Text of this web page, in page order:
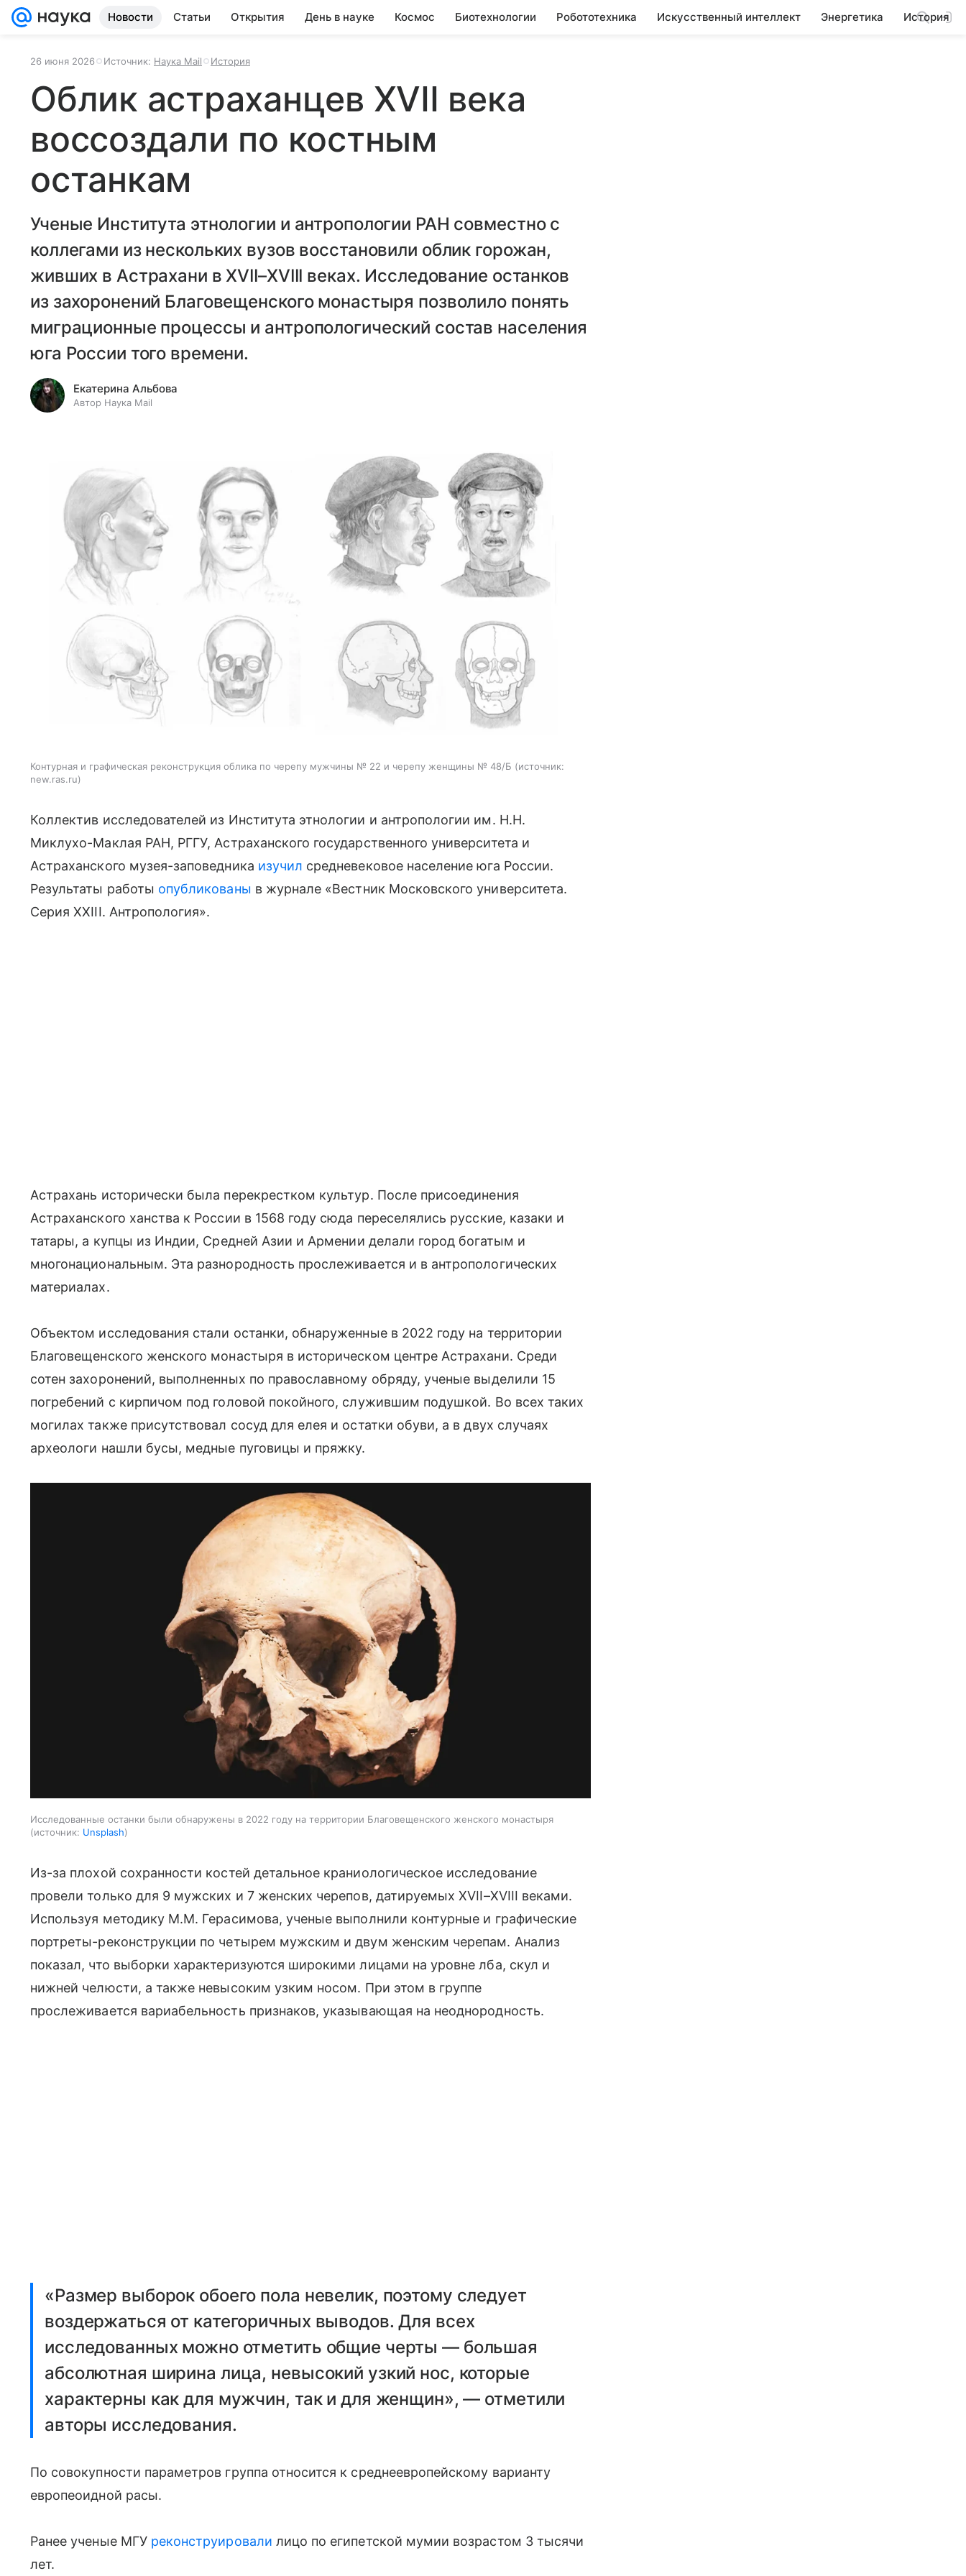
Новости Статьи Открытия День в науке Космос Биотехнологии Робототехника Искусственный интеллект Энергетика История
26 июня 2026 Источник: Наука Mail История
Облик астраханцев XVII века
воссоздали по костным
останкам
Ученые Института этнологии и антропологии РАН совместно с
коллегами из нескольких вузов восстановили облик горожан,
живших в Астрахани в XVII–XVIII веках. Исследование останков
из захоронений Благовещенского монастыря позволило понять
миграционные процессы и антропологический состав населения
юга России того времени.
Екатерина Альбова
Автор Наука Mail
Контурная и графическая реконструкция облика по черепу мужчины № 22 и черепу женщины № 48/Б
источник:
new.ras.ru
Коллектив исследователей из Института этнологии и антропологии им. Н.Н.
Миклухо-Маклая РАН, РГГУ, Астраханского государственного университета и
Астраханского музея-заповедника изучил средневековое население юга России.
Результаты работы опубликованы в журнале «Вестник Московского университета.
Серия XXIII. Антропология».
Астрахань исторически была перекрестком культур. После присоединения
Астраханского ханства к России в 1568 году сюда переселялись русские, казаки и
татары, а купцы из Индии, Средней Азии и Армении делали город богатым и
многонациональным. Эта разнородность прослеживается и в антропологических
материалах.
Объектом исследования стали останки, обнаруженные в 2022 году на территории
Благовещенского женского монастыря в историческом центре Астрахани. Среди
сотен захоронений, выполненных по православному обряду, ученые выделили 15
погребений с кирпичом под головой покойного, служившим подушкой. Во всех таких
могилах также присутствовал сосуд для елея и остатки обуви, а в двух случаях
археологи нашли бусы, медные пуговицы и пряжку.
Исследованные останки были обнаружены в 2022 году на территории Благовещенского женского монастыря
источник: Unsplash
Из-за плохой сохранности костей детальное краниологическое исследование
провели только для 9 мужских и 7 женских черепов, датируемых XVII–XVIII веками.
Используя методику М.М. Герасимова, ученые выполнили контурные и графические
портреты-реконструкции по четырем мужским и двум женским черепам. Анализ
показал, что выборки характеризуются широкими лицами на уровне лба, скул и
нижней челюсти, а также невысоким узким носом. При этом в группе
прослеживается вариабельность признаков, указывающая на неоднородность.
«Размер выборок обоего пола невелик, поэтому следует
воздержаться от категоричных выводов. Для всех
исследованных можно отметить общие черты — большая
абсолютная ширина лица, невысокий узкий нос, которые
характерны как для мужчин, так и для женщин», — отметили
авторы исследования.
По совокупности параметров группа относится к среднеевропейскому варианту
европеоидной расы.
Ранее ученые МГУ реконструировали лицо по египетской мумии возрастом 3 тысячи
лет.